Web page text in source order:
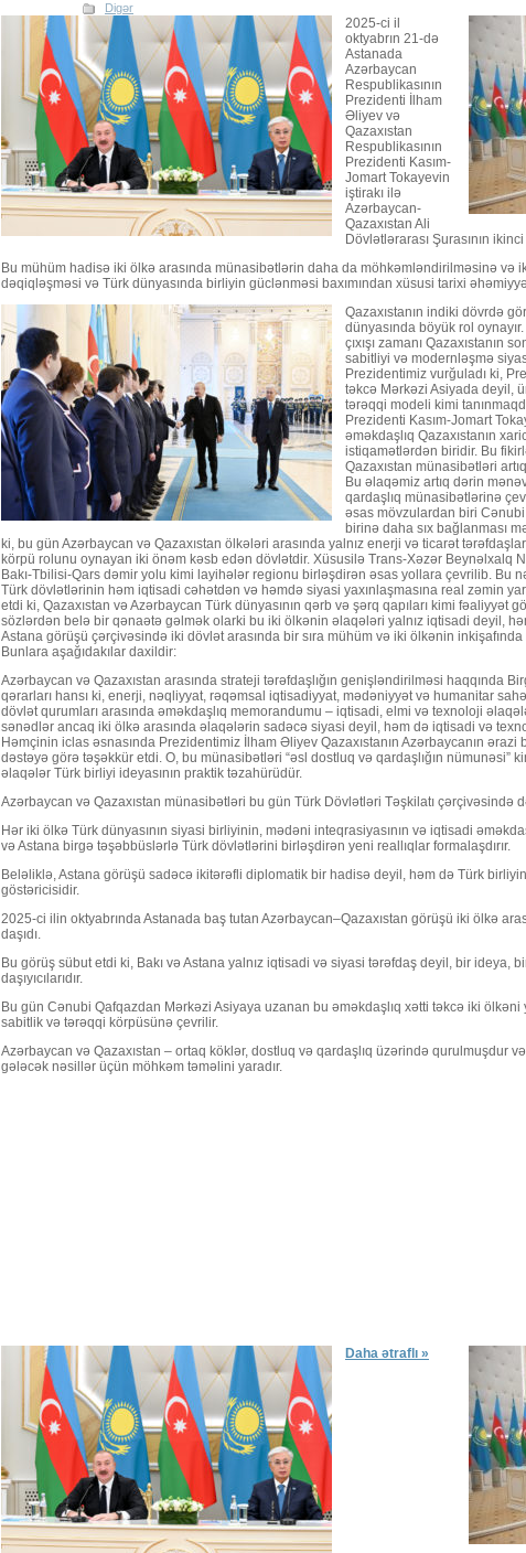
Digər
2025-ci il
oktyabrın 21-də
Astanada
Azərbaycan
Respublikasının
Prezidenti İlham
Əliyev və
Qazaxıstan
Respublikasının
Prezidenti Kasım-
Jomart Tokayevin
iştirakı ilə
Azərbaycan-
Qazaxıstan Ali
Dövlətlərarası Şurasının
Bu mühüm hadisə iki ölkə arasında münasibətlərin daha da möhkəmləndirilməsinə və
dəqiqləşməsi və Türk dünyasında birliyin güclənməsi baxımından xüsusi tarixi
Qazaxıstanın indiki dövrdə
dünyasında böyük rol
çıxışı zamanı Qazaxıstanın
sabitliyi və modernləşmə
Prezidentimiz vurğuladı ki,
təkcə Mərkəzi Asiyada deyil,
tərəqqi modeli kimi
Prezidenti Kasım-Jomart
əməkdaşlıq Qazaxıstanın
istiqamətlərdən biridir. Bu
Qazaxıstan münasibətləri
Bu əlaqəmiz artıq dərin
qardaşlıq münasibətlərinə
əsas mövzulardan biri
birinə daha sıx bağlanması
ki, bu gün Azərbaycan və Qazaxıstan ölkələri arasında yalnız enerji və ticarət
körpü rolunu oynayan iki önəm kəsb edən dövlətdir. Xüsusilə Trans-Xəzər Beynəlxalq
Bakı-Tbilisi-Qars dəmir yolu kimi layihələr regionu birləşdirən əsas yollara çevrilib. Bu
Türk dövlətlərinin həm iqtisadi cəhətdən və həmdə siyasi yaxınlaşmasına real zəmin
etdi ki, Qazaxıstan və Azərbaycan Türk dünyasının qərb və şərq qapıları kimi fəaliyyət
sözlərdən belə bir qənaətə gəlmək olarki bu iki ölkənin əlaqələri yalnız iqtisadi deyil,
Astana görüşü çərçivəsində iki dövlət arasında bir sıra mühüm və iki ölkənin
Bunlara aşağıdakılar daxildir:
Azərbaycan və Qazaxıstan arasında strateji tərəfdaşlığın genişləndirilməsi haqqında
qərarları hansı ki, enerji, nəqliyyat, rəqəmsal iqtisadiyyat, mədəniyyət və humanitar
dövlət qurumları arasında əməkdaşlıq memorandumu – iqtisadi, elmi və texnoloji
sənədlər ancaq iki ölkə arasında əlaqələrin sadəcə siyasi deyil, həm də iqtisadi və
Həmçinin iclas əsnasında Prezidentimiz İlham Əliyev Qazaxıstanın Azərbaycanın
dəstəyə görə təşəkkür etdi. O, bu münasibətləri “əsl dostluq və qardaşlığın nümunəsi”
əlaqələr Türk birliyi ideyasının praktik təzahürüdür.
Azərbaycan və Qazaxıstan münasibətləri bu gün Türk Dövlətləri Təşkilatı çərçivəsində
Hər iki ölkə Türk dünyasının siyasi birliyinin, mədəni inteqrasiyasının və iqtisadi
və Astana birgə təşəbbüslərlə Türk dövlətlərini birləşdirən yeni reallıqlar formalaşdırır.
Beləliklə, Astana görüşü sadəcə ikitərəfli diplomatik bir hadisə deyil, həm də Türk
göstəricisidir.
2025-ci ilin oktyabrında Astanada baş tutan Azərbaycan–Qazaxıstan görüşü iki ölkə
daşıdı.
Bu görüş sübut etdi ki, Bakı və Astana yalnız iqtisadi və siyasi tərəfdaş deyil, bir ideya,
daşıyıcılarıdır.
Bu gün Cənubi Qafqazdan Mərkəzi Asiyaya uzanan bu əməkdaşlıq xətti təkcə iki ölkəni
sabitlik və tərəqqi körpüsünə çevrilir.
Azərbaycan və Qazaxıstan – ortaq köklər, dostluq və qardaşlıq üzərində qurulmuşdur
gələcək nəsillər üçün möhkəm təməlini yaradır.
Daha ətraflı »